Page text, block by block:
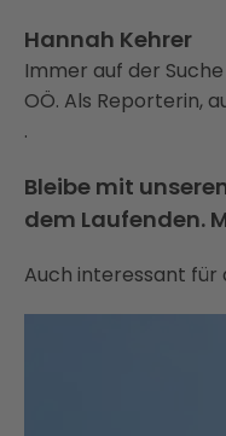
Hannah Kehrer
Immer auf der
OÖ. Als Reporterin,
.
Bleibe mit
dem Laufenden.
Auch interessant für